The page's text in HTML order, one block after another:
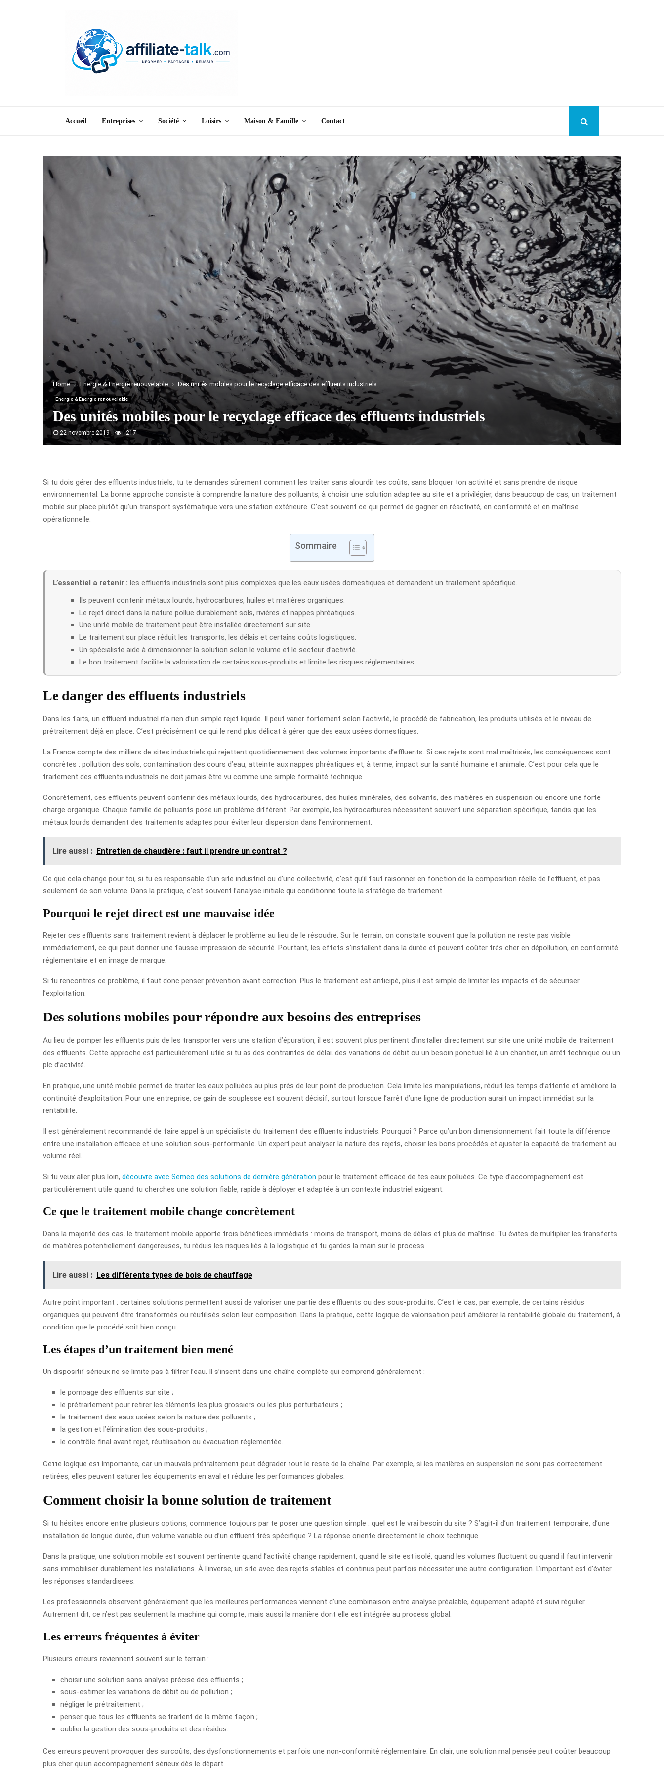
Accueil Entreprises Société Loisirs Maison & Famille Contact
Home Energie & Energie renouvelable Des unités mobiles pour le recyclage efficace des effluents industriels
Energie & Energie renouvelable
Des unités mobiles pour le recyclage efficace des effluents industriels
22 novembre 2019 1217
Si tu dois gérer des effluents industriels, tu te demandes sûrement comment les traiter sans alourdir tes coûts, sans bloquer ton activité et sans prendre de risque
environnemental. La bonne approche consiste à comprendre la nature des polluants, à choisir une solution adaptée au site et à privilégier, dans beaucoup de cas, un traitement
mobile sur place plutôt qu’un transport systématique vers une station extérieure. C’est souvent ce qui permet de gagner en réactivité, en conformité et en maîtrise
opérationnelle.
Sommaire
L’essentiel a retenir : les effluents industriels sont plus complexes que les eaux usées domestiques et demandent un traitement spécifique.
Ils peuvent contenir métaux lourds, hydrocarbures, huiles et matières organiques.
Le rejet direct dans la nature pollue durablement sols, rivières et nappes phréatiques.
Une unité mobile de traitement peut être installée directement sur site.
Le traitement sur place réduit les transports, les délais et certains coûts logistiques.
Un spécialiste aide à dimensionner la solution selon le volume et le secteur d’activité.
Le bon traitement facilite la valorisation de certains sous-produits et limite les risques réglementaires.
Le danger des effluents industriels
Dans les faits, un effluent industriel n’a rien d’un simple rejet liquide. Il peut varier fortement selon l’activité, le procédé de fabrication, les produits utilisés et le niveau de
prétraitement déjà en place. C’est précisément ce qui le rend plus délicat à gérer que des eaux usées domestiques.
La France compte des milliers de sites industriels qui rejettent quotidiennement des volumes importants d’effluents. Si ces rejets sont mal maîtrisés, les conséquences sont
concrètes : pollution des sols, contamination des cours d’eau, atteinte aux nappes phréatiques et, à terme, impact sur la santé humaine et animale. C’est pour cela que le
traitement des effluents industriels ne doit jamais être vu comme une simple formalité technique.
Concrètement, ces effluents peuvent contenir des métaux lourds, des hydrocarbures, des huiles minérales, des solvants, des matières en suspension ou encore une forte
charge organique. Chaque famille de polluants pose un problème différent. Par exemple, les hydrocarbures nécessitent souvent une séparation spécifique, tandis que les
métaux lourds demandent des traitements adaptés pour éviter leur dispersion dans l’environnement.
Lire aussi : Entretien de chaudière : faut il prendre un contrat ?
Ce que cela change pour toi, si tu es responsable d’un site industriel ou d’une collectivité, c’est qu’il faut raisonner en fonction de la composition réelle de l’effluent, et pas
seulement de son volume. Dans la pratique, c’est souvent l’analyse initiale qui conditionne toute la stratégie de traitement.
Pourquoi le rejet direct est une mauvaise idée
Rejeter ces effluents sans traitement revient à déplacer le problème au lieu de le résoudre. Sur le terrain, on constate souvent que la pollution ne reste pas visible
immédiatement, ce qui peut donner une fausse impression de sécurité. Pourtant, les effets s’installent dans la durée et peuvent coûter très cher en dépollution, en conformité
réglementaire et en image de marque.
Si tu rencontres ce problème, il faut donc penser prévention avant correction. Plus le traitement est anticipé, plus il est simple de limiter les impacts et de sécuriser
l’exploitation.
Des solutions mobiles pour répondre aux besoins des entreprises
Au lieu de pomper les effluents puis de les transporter vers une station d’épuration, il est souvent plus pertinent d’installer directement sur site une unité mobile de traitement
des effluents. Cette approche est particulièrement utile si tu as des contraintes de délai, des variations de débit ou un besoin ponctuel lié à un chantier, un arrêt technique ou un
pic d’activité.
En pratique, une unité mobile permet de traiter les eaux polluées au plus près de leur point de production. Cela limite les manipulations, réduit les temps d’attente et améliore la
continuité d’exploitation. Pour une entreprise, ce gain de souplesse est souvent décisif, surtout lorsque l’arrêt d’une ligne de production aurait un impact immédiat sur la
rentabilité.
Il est généralement recommandé de faire appel à un spécialiste du traitement des effluents industriels. Pourquoi ? Parce qu’un bon dimensionnement fait toute la différence
entre une installation efficace et une solution sous-performante. Un expert peut analyser la nature des rejets, choisir les bons procédés et ajuster la capacité de traitement au
volume réel.
Si tu veux aller plus loin, découvre avec Semeo des solutions de dernière génération pour le traitement efficace de tes eaux polluées. Ce type d’accompagnement est
particulièrement utile quand tu cherches une solution fiable, rapide à déployer et adaptée à un contexte industriel exigeant.
Ce que le traitement mobile change concrètement
Dans la majorité des cas, le traitement mobile apporte trois bénéfices immédiats : moins de transport, moins de délais et plus de maîtrise. Tu évites de multiplier les transferts
de matières potentiellement dangereuses, tu réduis les risques liés à la logistique et tu gardes la main sur le process.
Lire aussi : Les différents types de bois de chauffage
Autre point important : certaines solutions permettent aussi de valoriser une partie des effluents ou des sous-produits. C’est le cas, par exemple, de certains résidus
organiques qui peuvent être transformés ou réutilisés selon leur composition. Dans la pratique, cette logique de valorisation peut améliorer la rentabilité globale du traitement, à
condition que le procédé soit bien conçu.
Les étapes d’un traitement bien mené
Un dispositif sérieux ne se limite pas à filtrer l’eau. Il s’inscrit dans une chaîne complète qui comprend généralement :
le pompage des effluents sur site ;
le prétraitement pour retirer les éléments les plus grossiers ou les plus perturbateurs ;
le traitement des eaux usées selon la nature des polluants ;
la gestion et l’élimination des sous-produits ;
le contrôle final avant rejet, réutilisation ou évacuation réglementée.
Cette logique est importante, car un mauvais prétraitement peut dégrader tout le reste de la chaîne. Par exemple, si les matières en suspension ne sont pas correctement
retirées, elles peuvent saturer les équipements en aval et réduire les performances globales.
Comment choisir la bonne solution de traitement
Si tu hésites encore entre plusieurs options, commence toujours par te poser une question simple : quel est le vrai besoin du site ? S’agit-il d’un traitement temporaire, d’une
installation de longue durée, d’un volume variable ou d’un effluent très spécifique ? La réponse oriente directement le choix technique.
Dans la pratique, une solution mobile est souvent pertinente quand l’activité change rapidement, quand le site est isolé, quand les volumes fluctuent ou quand il faut intervenir
sans immobiliser durablement les installations. À l’inverse, un site avec des rejets stables et continus peut parfois nécessiter une autre configuration. L’important est d’éviter
les réponses standardisées.
Les professionnels observent généralement que les meilleures performances viennent d’une combinaison entre analyse préalable, équipement adapté et suivi régulier.
Autrement dit, ce n’est pas seulement la machine qui compte, mais aussi la manière dont elle est intégrée au process global.
Les erreurs fréquentes à éviter
Plusieurs erreurs reviennent souvent sur le terrain :
choisir une solution sans analyse précise des effluents ;
sous-estimer les variations de débit ou de pollution ;
négliger le prétraitement ;
penser que tous les effluents se traitent de la même façon ;
oublier la gestion des sous-produits et des résidus.
Ces erreurs peuvent provoquer des surcoûts, des dysfonctionnements et parfois une non-conformité réglementaire. En clair, une solution mal pensée peut coûter beaucoup
plus cher qu’un accompagnement sérieux dès le départ.